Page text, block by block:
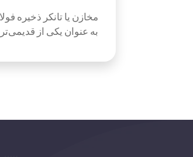
مخازن یا تانکر ذخیره
به عنوان یکی از